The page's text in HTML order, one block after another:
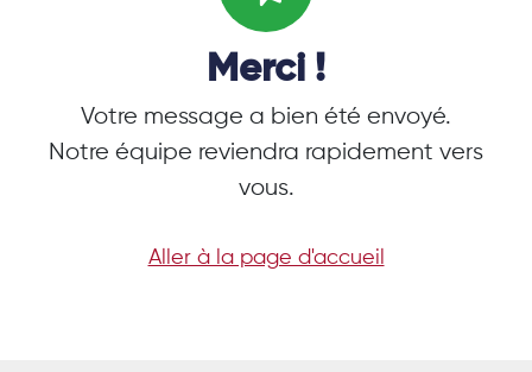
Merci !
Votre message a bien été envoyé.
Notre équipe reviendra rapidement vers
vous.
Aller à la page d'accueil